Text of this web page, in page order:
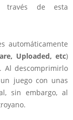
través de esta
automáticamente
Uploaded, etc)
Al descomprimirlo
juego con unas
sin embargo, al